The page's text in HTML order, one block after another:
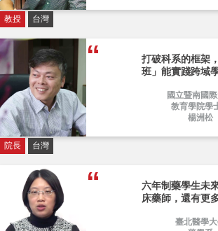
教授 台灣
打破科系的框架
班」能實踐跨域
國立暨南國
教育學院學
楊洲松
院長 台灣
六年制藥學生未
床藥師，還有更
臺北醫學